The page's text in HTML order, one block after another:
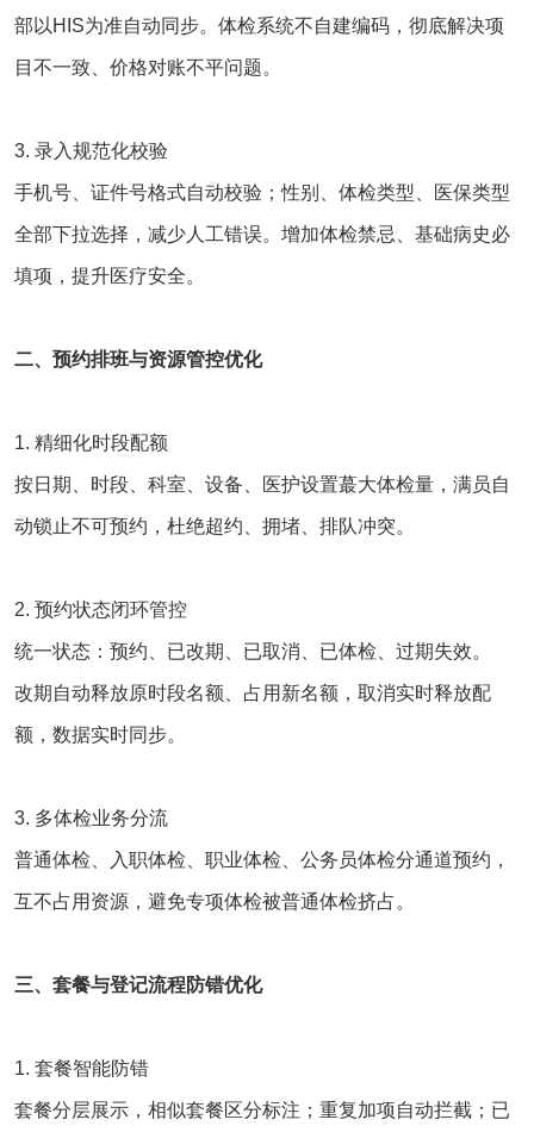
部以HIS为准自动同步。体检系统不自建编码，彻底解决项
目不一致、价格对账不平问题。
3. 录入规范化校验
手机号、证件号格式自动校验；性别、体检类型、医保类型
全部下拉选择，减少人工错误。增加体检禁忌、基础病史必
填项，提升医疗安全。
二、预约排班与资源管控优化
1. 精细化时段配额
按日期、时段、科室、设备、医护设置蕞大体检量，满员自
动锁止不可预约，杜绝超约、拥堵、排队冲突。
2. 预约状态闭环管控
统一状态：预约、已改期、已取消、已体检、过期失效。
改期自动释放原时段名额、占用新名额，取消实时释放配
额，数据实时同步。
3. 多体检业务分流
普通体检、入职体检、职业体检、公务员体检分通道预约，
互不占用资源，避免专项体检被普通体检挤占。
三、套餐与登记流程防错优化
1. 套餐智能防错
套餐分层展示，相似套餐区分标注；重复加项自动拦截；已